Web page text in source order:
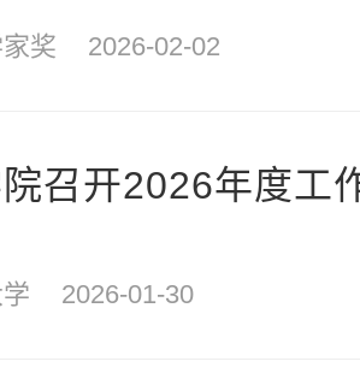
奖 2026-02-02
召开2026年度工
2026-01-30